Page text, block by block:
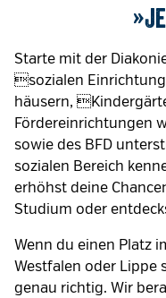
Starte mit der
sozialen
häusern,
Fördereinrichtungen
sowie des BFD
sozialen Bereich
erhöhst deine
Studium oder
Wenn du einen Platz
Westfalen oder Lippe
genau richtig. Wir